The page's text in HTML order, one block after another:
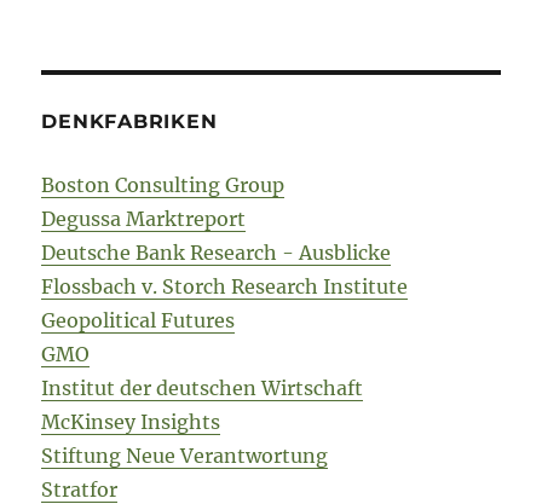
DENKFABRIKEN
Boston Consulting Group
Degussa Marktreport
Deutsche Bank Research - Ausblicke
Flossbach v. Storch Research Institute
Geopolitical Futures
GMO
Institut der deutschen Wirtschaft
McKinsey Insights
Stiftung Neue Verantwortung
Stratfor